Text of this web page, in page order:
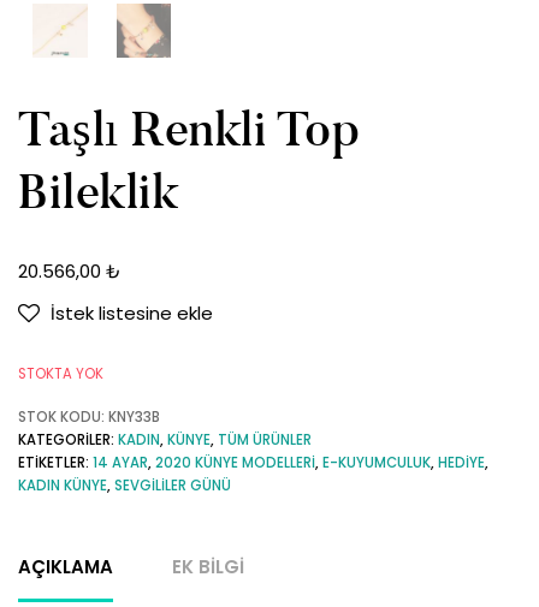
Taşlı Renkli Top
Bileklik
20.566,00 ₺
İstek listesine ekle
STOKTA YOK
STOK KODU: KNY33B
KATEGORILER: KADIN,KÜNYE, TÜM ÜRÜNLER
ETIKETLER: 14 AYAR,2020 KÜNYE MODELLERI,E-KUYUMCULUK,HEDIYE,
KADIN KÜNYE,SEVGILILER GÜNÜ
AÇIKLAMA EK BILGI